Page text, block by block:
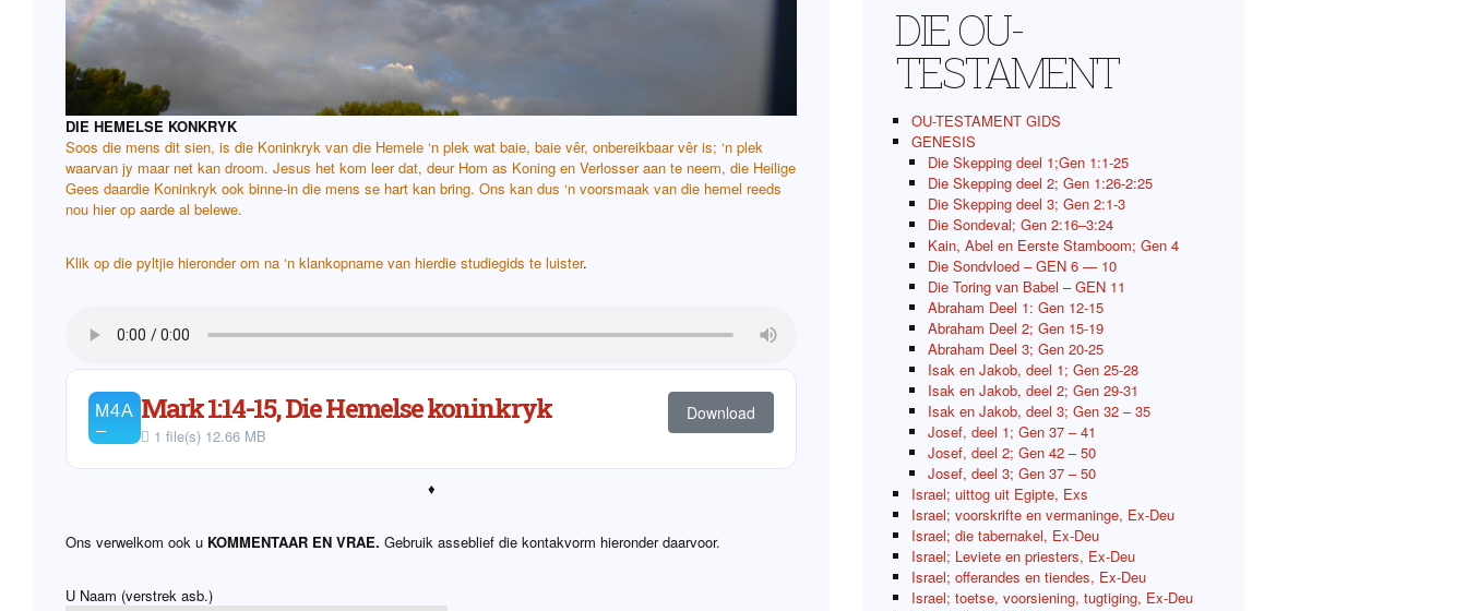
DIE HEMELSE KONKRYK
Soos die mens dit sien, is die Koninkryk van die Hemele ‘n plek wat baie, baie vêr, onbereikbaar vêr is; ‘n plek
waarvan jy maar net kan droom. Jesus het kom leer dat, deur Hom as Koning en Verlosser aan te neem, die Heilige
Gees daardie Koninkryk ook binne-in die mens se hart kan bring. Ons kan dus ‘n voorsmaak van die hemel reeds
nou hier op aarde al belewe.
Klik op die pyltjie hieronder om na ‘n klankopname van hierdie studiegids te luister.
Mark 1:14-15, Die Hemelse koninkryk
1 file(s) 12.66 MB
Download
♦
Ons verwelkom ook u KOMMENTAAR EN VRAE. Gebruik asseblief die kontakvorm hieronder daarvoor.
U Naam (verstrek asb.)
DIE OU-
TESTAMENT
OU-TESTAMENT GIDS
GENESIS
Die Skepping deel 1;Gen 1:1-25
Die Skepping deel 2; Gen 1:26-2:25
Die Skepping deel 3; Gen 2:1-3
Die Sondeval; Gen 2:16–3:24
Kain, Abel en Eerste Stamboom; Gen 4
Die Sondvloed – GEN 6 — 10
Die Toring van Babel – GEN 11
Abraham Deel 1: Gen 12-15
Abraham Deel 2; Gen 15-19
Abraham Deel 3; Gen 20-25
Isak en Jakob, deel 1; Gen 25-28
Isak en Jakob, deel 2; Gen 29-31
Isak en Jakob, deel 3; Gen 32 – 35
Josef, deel 1; Gen 37 – 41
Josef, deel 2; Gen 42 – 50
Josef, deel 3; Gen 37 – 50
Israel; uittog uit Egipte, Exs
Israel; voorskrifte en vermaninge, Ex-Deu
Israel; die tabernakel, Ex-Deu
Israel; Leviete en priesters, Ex-Deu
Israel; offerandes en tiendes, Ex-Deu
Israel; toetse, voorsiening, tugtiging, Ex-Deu